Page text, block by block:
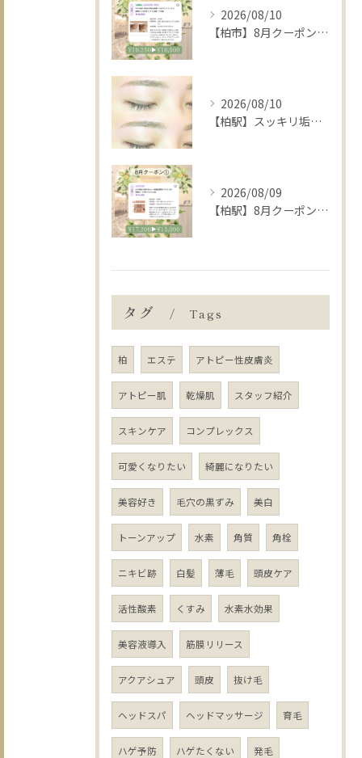
2026/08/10
【柏市】8月クーポン2️⃣小顔矯正×ONDA全額～二の腕14万J🙆‍♀️
2026/08/10
【柏駅】スッキリ垢抜け❕眉waxでお顔の印象チェンジ🔁🩵
2026/08/09
【柏駅】8月クーポン1️⃣毛穴洗浄＋ララピール+水玉🫧ツヤUP◎
タグ Tags
柏 エステ アトピー性皮膚炎
アトピー肌 乾燥肌 スタッフ紹介
スキンケア コンプレックス
可愛くなりたい 綺麗になりたい
美容好き 毛穴の黒ずみ 美白
トーンアップ 水素 角質 角栓
ニキビ跡 白髪 薄毛 頭皮ケア
活性酸素 くすみ 水素水効果
美容液導入 筋膜リリース
アクアシュア 頭皮 抜け毛
ヘッドスパ ヘッドマッサージ 育毛
ハゲ予防 ハゲたくない 発毛